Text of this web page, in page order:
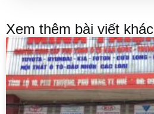
Xem thêm bài viết khác